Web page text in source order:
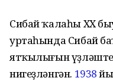
Сибай ҡалаһы XX
уртаһында Сибай
ятҡылығын
нигеҙләнгән. 1938